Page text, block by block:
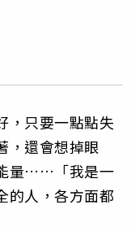
，只要一點點失
，還會想掉眼
量……「我是一
的人，各方面都